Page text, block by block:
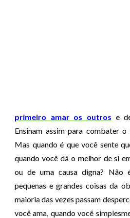
primeiro amar os outros e
Ensinam assim para combater
Mas quando é que você sente
quando você dá o melhor de si
ou de uma causa digna? Não
pequenas e grandes coisas da
maioria das vezes passam
você ama, quando você